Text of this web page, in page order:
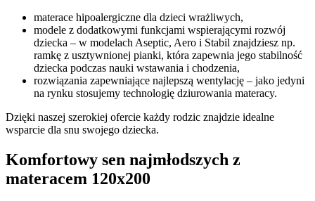
materace hipoalergiczne dla dzieci wrażliwych,
modele z dodatkowymi funkcjami wspierającymi rozwój
dziecka – w modelach Aseptic, Aero i Stabil znajdziesz np.
ramkę z usztywnionej pianki, która zapewnia jego stabilność
dziecka podczas nauki wstawania i chodzenia,
rozwiązania zapewniające najlepszą wentylację – jako jedyni
na rynku stosujemy technologię dziurowania materacy.
Dzięki naszej szerokiej ofercie każdy rodzic znajdzie idealne
wsparcie dla snu swojego dziecka.
Komfortowy sen najmłodszych z
materacem 120x200